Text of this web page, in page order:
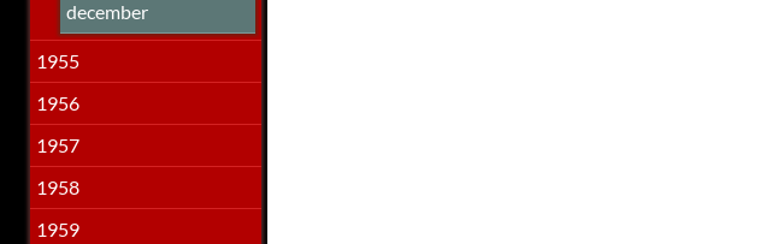
december
1955
1956
1957
1958
1959